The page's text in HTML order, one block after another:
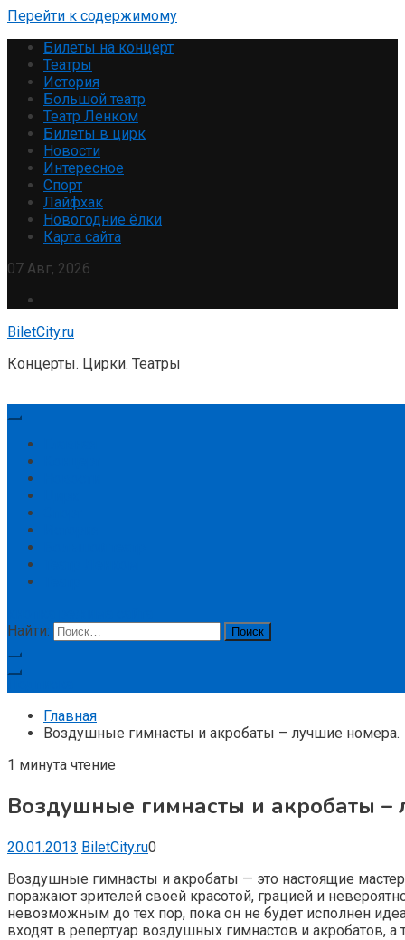
Перейти к содержимому
Билеты на концерт
Театры
История
Большой театр
Театр Ленком
Билеты в цирк
Новости
Интересное
Спорт
Лайфхак
Новогодние ёлки
Карта сайта
07 Авг, 2026
BiletCity.ru
Концерты. Цирки. Театры
Найти:
Главная
Воздушные гимнасты и акробаты – лучшие номера.
1 минута чтение
Воздушные гимнасты и акробаты –
20.01.2013 BiletCity.ru0
Воздушные гимнасты и акробаты — это настоящие
поражают зрителей своей красотой, грацией и
невозможным до тех пор, пока он не будет исполнен
входят в репертуар воздушных гимнастов и акробатов,